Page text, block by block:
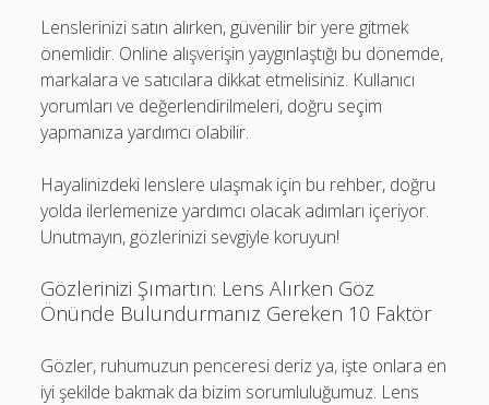
Lenslerinizi satın alırken, güvenilir bir yere gitmek
önemlidir. Online alışverişin yaygınlaştığı bu dönemde,
markalara ve satıcılara dikkat etmelisiniz. Kullanıcı
yorumları ve değerlendirilmeleri, doğru seçim
yapmanıza yardımcı olabilir.
Hayalinizdeki lenslere ulaşmak için bu rehber, doğru
yolda ilerlemenize yardımcı olacak adımları içeriyor.
Unutmayın, gözlerinizi sevgiyle koruyun!
Gözlerinizi Şımartın: Lens Alırken Göz
Önünde Bulundurmanız Gereken 10 Faktör
Gözler, ruhumuzun penceresi deriz ya, işte onlara en
iyi şekilde bakmak da bizim sorumluluğumuz. Lens